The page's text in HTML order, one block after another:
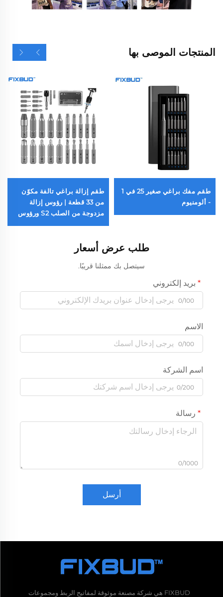
المنتجات الموصى بها
طقم مفك براغي صغير 25 في 1
- ألومنيوم
طقم إزالة براغي تالفة مكوّن
من 33 قطعة | رؤوس إزالة
مزدوجة من الصلب S2 ورؤوس
طلب عرض أسعار
سيتصل بك ممثلنا قريبًا.
بريد إلكتروني
0/100
الاسم
0/100
اسم الشركة
0/200
رسالة
0/1000
أرسل
FIXBUD هي شركة مصنعة موثوقة لمفاتيح الربط ومجموعات